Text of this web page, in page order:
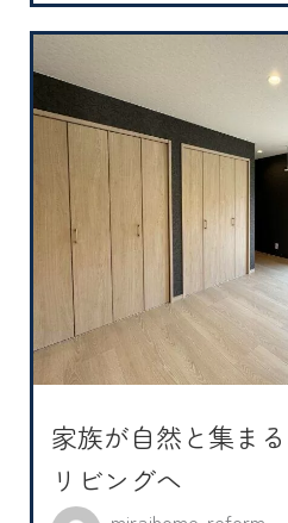
家族が自然と集ま
リビングへ